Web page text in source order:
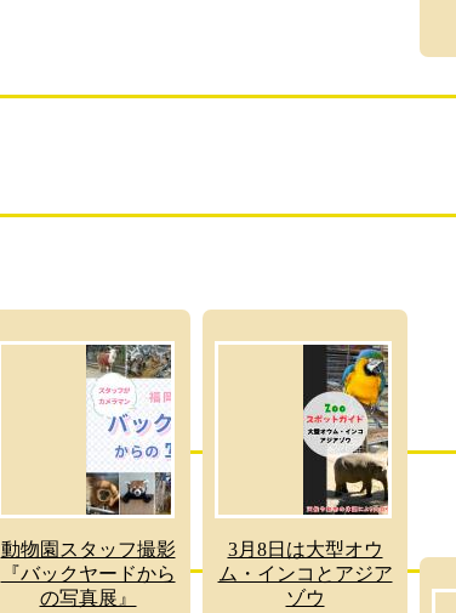
動物園スタッフ撮影
『バックヤードから
の写真展』
3月8日は大型オウ
ム・インコとアジア
ゾウ